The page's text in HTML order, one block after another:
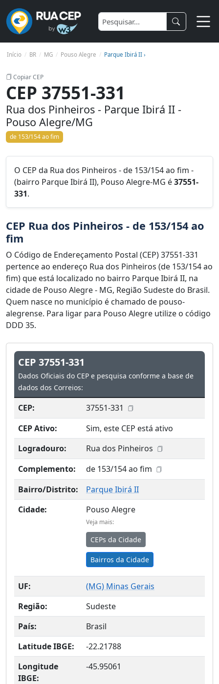
Início BR MG Pouso Alegre Parque Ibirá II ›
Copiar CEP
CEP 37551-331
Rua dos Pinheiros - Parque Ibirá II -
Pouso Alegre/MG
de 153/154 ao fim
O CEP da Rua dos Pinheiros - de 153/154 ao fim -
(bairro Parque Ibirá II), Pouso Alegre-MG é37551-
331.
CEP Rua dos Pinheiros - de 153/154 ao
fim
O Código de Endereçamento Postal (CEP) 37551-331
pertence ao endereço Rua dos Pinheiros (de 153/154 ao
fim) que está localizado no bairro Parque Ibirá II, na
cidade de Pouso Alegre - MG, Região Sudeste do Brasil.
Quem nasce no município é chamado de pouso-
alegrense. Para ligar para Pouso Alegre utilize o código
DDD 35.
CEP 37551-331
Dados Oficiais do CEP e pesquisa conforme a base de
dados dos Correios:
CEP:
37551-331
CEP Ativo:
Sim, este CEP está ativo
Logradouro:
Rua dos Pinheiros
Complemento:
de 153/154 ao fim
Bairro/Distrito:
Parque Ibirá II
Cidade:
Pouso Alegre
Veja mais:
CEPs da Cidade
Bairros da Cidade
UF: (MG) Minas Gerais
Região:
Sudeste
País:
Brasil
Latitude IBGE:
-22.21788
Longitude
IBGE:
-45.95061